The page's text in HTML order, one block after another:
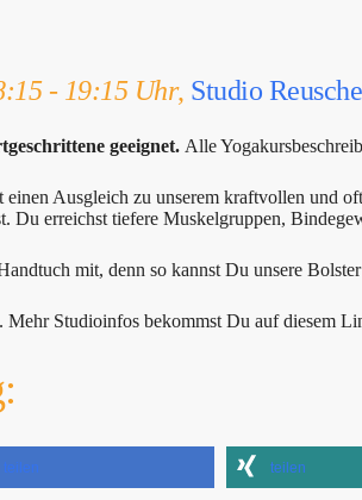
- 19:15 Uhr, Studio
geeignet. Alle
Ausgleich zu unserem kraftvollen und
erreichst tiefere Muskelgruppen,
mit, denn so kannst Du unsere
. Mehr Studioinfos bekommst Du auf diesem
teilen teilen